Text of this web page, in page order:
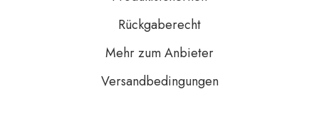
Rückgaberecht
Mehr zum Anbieter
Versandbedingungen